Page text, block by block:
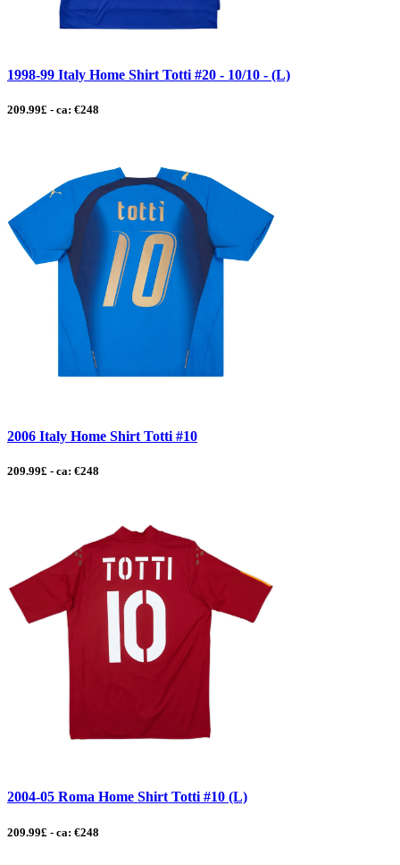
1998-99 Italy Home Shirt Totti #20 - 10/10 - (L)
209.99£ - ca: €248
2006 Italy Home Shirt Totti #10
209.99£ - ca: €248
2004-05 Roma Home Shirt Totti #10 (L)
209.99£ - ca: €248